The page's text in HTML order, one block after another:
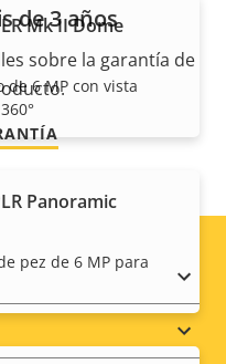
Mk II Dome
de 6 MP con vista
Panoramic
pez de 6 MP para
de 3 años
sobre la garantía de